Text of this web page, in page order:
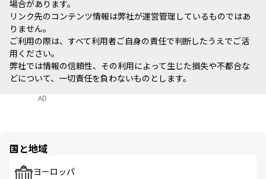
場合があります。
リンク先のコンテンツ情報は弊社が運営管理しているものではあ
りません。
ご利用の際は、すべて利用者ご自身の責任で判断したうえでご活
用ください。
弊社では情報の信頼性、その利用によって生じた損失や不都合な
どについて、一切責任を負わないものとします。
AD
国と地域
ヨーロッパ